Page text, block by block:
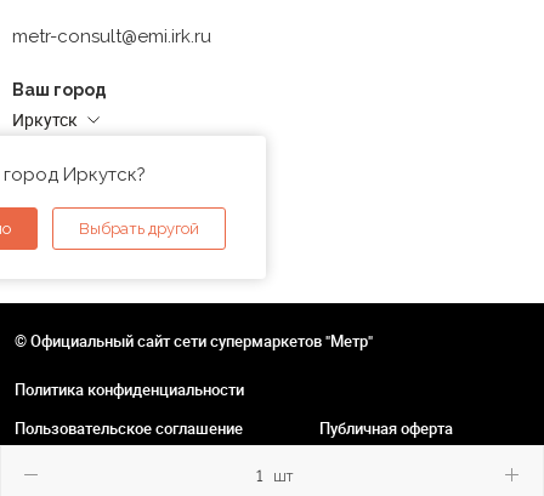
шт
metr-consult@emi.irk.ru
Ваш город
Иркутск
Иркутск?
Выбрать другой
© Официальный сайт сети супермаркетов "Метр"
Политика конфиденциальности
Пользовательское соглашение
Публичная оферта